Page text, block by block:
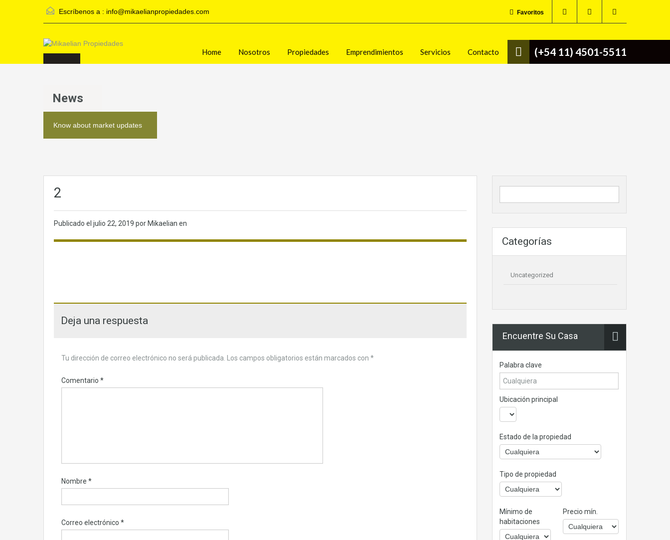
Escríbenos a : info@mikaelianpropiedades.com Favoritos
(+54 11) 4501-5511
Home Nosotros Propiedades Emprendimientos Servicios Contacto
News
Know about market updates
2
Publicado el julio 22, 2019 por Mikaelian en
Deja una respuesta
Tu dirección de correo electrónico no será publicada. Los campos obligatorios están marcados con *
Comentario *
Nombre *
Correo electrónico *
Categorías
Uncategorized
Encuentre Su Casa
Palabra clave
Ubicación principal
Estado de la propiedad
Tipo de propiedad
Mínimo de
habitaciones
Precio mín.